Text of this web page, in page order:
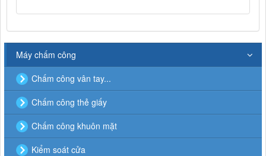
Máy chấm công
Chấm công vân tay...
Chấm công thẻ giấy
Chấm công khuôn mặt
Kiểm soát cửa